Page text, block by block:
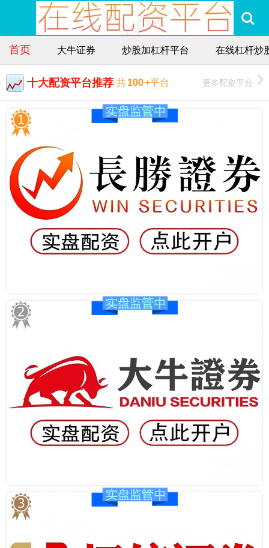
首页 大牛证券 炒股加杠杆平台 在线杠杆炒
十大配资平台推荐 共100+平台 更多配资平台